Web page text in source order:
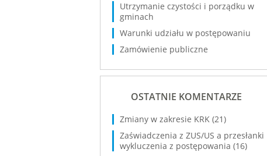
Utrzymanie czystości i porządku w
gminach
Warunki udziału w postępowaniu
Zamówienie publiczne
OSTATNIE KOMENTARZE
Zmiany w zakresie KRK (21)
Zaświadczenia z ZUS/US a przesłanki
wykluczenia z postępowania (16)